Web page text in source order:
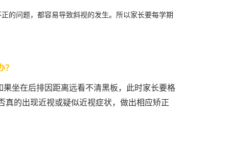
的问题，都容易导致斜视的发生。所以家长要每学期
坐在后排因距离远看不清黑板，此时家长要格
的出现近视或疑似近视症状，做出相应矫正